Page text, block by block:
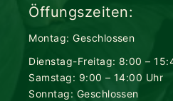
Öffungszeiten:
Montag: Geschlossen
Dienstag-Freitag: 8:00 –
Samstag: 9:00 – 14:00 Uhr
Sonntag: Geschlossen